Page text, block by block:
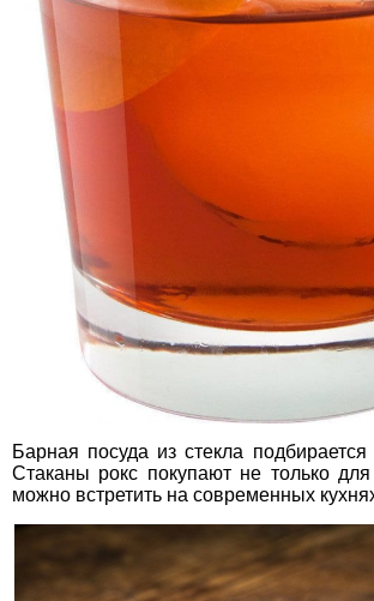
Барная посуда из стекла
Стаканы рокс покупают не только
можно встретить на современных